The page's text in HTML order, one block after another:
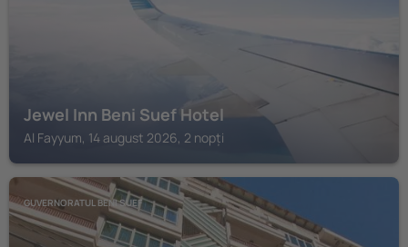
Jewel Inn Beni Suef Hotel
Al Fayyum, 14 august 2026, 2 nopți
GUVERNORATUL BENI SUEF